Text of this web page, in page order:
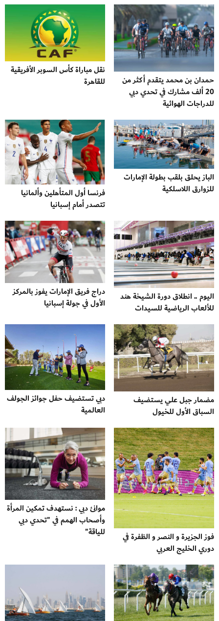
حمدان بن محمد يتقدم أكثر من
20 ألف مشارك في تحدي دبي
للدراجات الهوائية
نقل مباراة كأس السوبر الأفريقية
للقاهرة
الباز يحلق بلقب بطولة الإمارات
للزوارق اللاسلكية
فرنسا أول المتأهلين وألمانيا
تتصدر أمام إسبانيا
اليوم .. انطلاق دورة الشيخة هند
للألعاب الرياضية للسيدات
دراج فريق الإمارات يفوز بالمركز
الأول في جولة إسبانيا
مضمار جبل علي يستضيف
السباق الأول للخيول
دبي تستضيف حفل جوائز الجولف
العالمية
فوز الجزيرة و النصر و الظفرة في
دوري الخليج العربي
موانئ دبي : نستهدف تمكين المرأة
وأصحاب الهمم في "تحدي دبي
للياقة"